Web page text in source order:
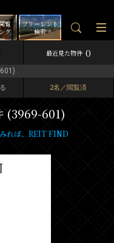
フリーレント
検索
覧
グ
最近見た物件 0
2名／閲覧済
(3969-601)
れば、REIT FIND